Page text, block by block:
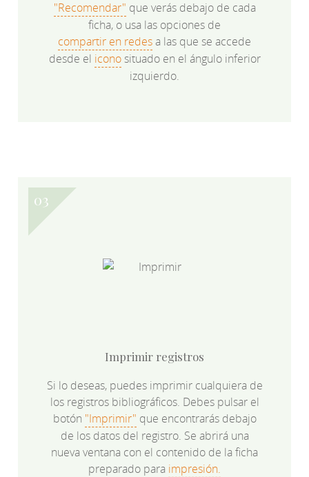
"Recomendar" que verás debajo de cada
ficha, o usa las opciones de
compartir en redesa las que se accede
desde el iconosituado en el ángulo inferior
izquierdo.
Imprimir registros
Si lo deseas, puedes imprimir cualquiera de
los registros bibliográficos. Debes pulsar el
botón "Imprimir" que encontrarás debajo
de los datos del registro. Se abrirá una
nueva ventana con el contenido de la ficha
preparado para impresión.